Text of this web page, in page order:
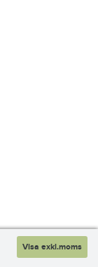
Visa exkl.moms